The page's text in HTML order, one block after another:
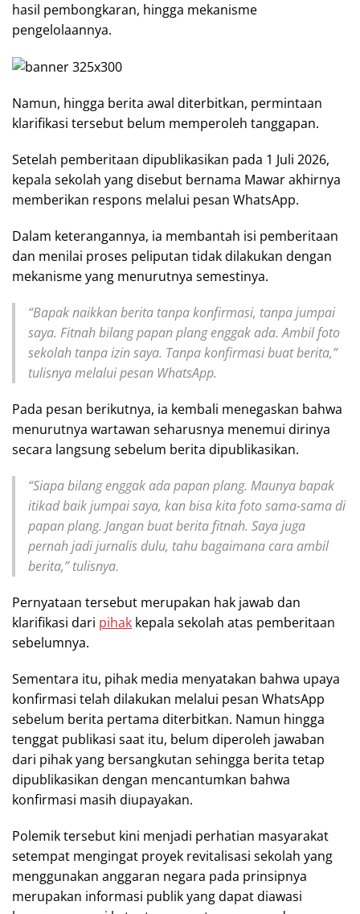
hasil pembongkaran, hingga mekanisme
pengelolaannya.
Namun, hingga berita awal diterbitkan, permintaan
klarifikasi tersebut belum memperoleh tanggapan.
Setelah pemberitaan dipublikasikan pada 1 Juli 2026,
kepala sekolah yang disebut bernama Mawar akhirnya
memberikan respons melalui pesan WhatsApp.
Dalam keterangannya, ia membantah isi pemberitaan
dan menilai proses peliputan tidak dilakukan dengan
mekanisme yang menurutnya semestinya.
“Bapak naikkan berita tanpa konfirmasi, tanpa jumpai
saya. Fitnah bilang papan plang enggak ada. Ambil foto
sekolah tanpa izin saya. Tanpa konfirmasi buat berita,”
tulisnya melalui pesan WhatsApp.
Pada pesan berikutnya, ia kembali menegaskan bahwa
menurutnya wartawan seharusnya menemui dirinya
secara langsung sebelum berita dipublikasikan.
“Siapa bilang enggak ada papan plang. Maunya bapak
itikad baik jumpai saya, kan bisa kita foto sama-sama di
papan plang. Jangan buat berita fitnah. Saya juga
pernah jadi jurnalis dulu, tahu bagaimana cara ambil
berita,” tulisnya.
Pernyataan tersebut merupakan hak jawab dan
klarifikasi dari pihak kepala sekolah atas pemberitaan
sebelumnya.
Sementara itu, pihak media menyatakan bahwa upaya
konfirmasi telah dilakukan melalui pesan WhatsApp
sebelum berita pertama diterbitkan. Namun hingga
tenggat publikasi saat itu, belum diperoleh jawaban
dari pihak yang bersangkutan sehingga berita tetap
dipublikasikan dengan mencantumkan bahwa
konfirmasi masih diupayakan.
Polemik tersebut kini menjadi perhatian masyarakat
setempat mengingat proyek revitalisasi sekolah yang
menggunakan anggaran negara pada prinsipnya
merupakan informasi publik yang dapat diawasi